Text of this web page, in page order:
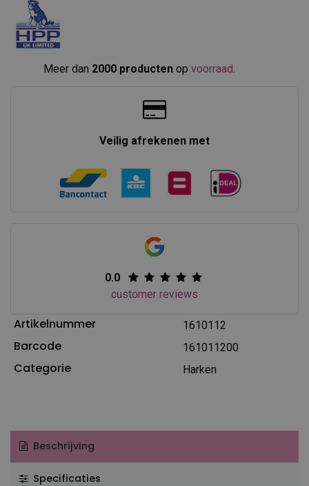
Meer dan 2000 producten op voorraad
Veilig afrekenen met
0.0
customer reviews
Artikelnummer 1610112
Barcode 161011200
Categorie Harken
Beschrijving
Specificaties